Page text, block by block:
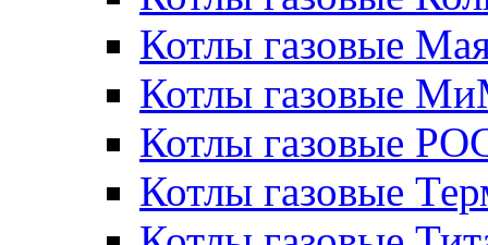
Котлы газовые
Котлы газовые
Котлы газовые
Котлы газовые